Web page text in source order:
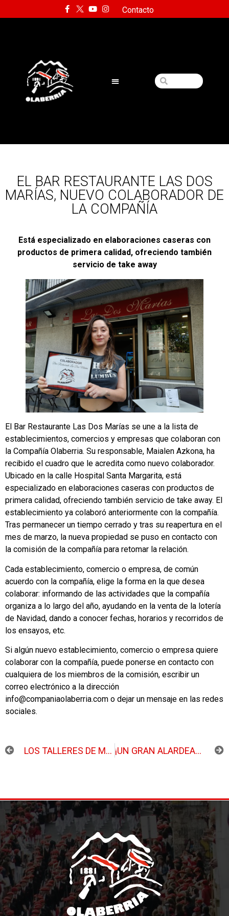
Contacto
EL BAR RESTAURANTE LAS DOS
MARÍAS, NUEVO COLABORADOR DE
LA COMPAÑÍA
Está especializado en elaboraciones caseras con
productos de primera calidad, ofreciendo también
servicio de take away
El Bar Restaurante Las Dos Marías se une a la lista de
establecimientos, comercios y empresas que colaboran con
la Compañía Olaberria. Su responsable, Maialen Azkona, ha
recibido el cuadro que le acredita como nuevo colaborador.
Ubicado en la calle Hospital Santa Margarita, está
especializado en elaboraciones caseras con productos de
primera calidad, ofreciendo también servicio de take away. El
establecimiento ya colaboró anteriormente con la compañía.
Tras permanecer un tiempo cerrado y tras su reapertura en el
mes de marzo, la nueva propiedad se puso en contacto con
la comisión de la compañía para retomar la relación.
Cada establecimiento, comercio o empresa, de común
acuerdo con la compañía, elige la forma en la que desea
colaborar: informando de las actividades que la compañía
organiza a lo largo del año, ayudando en la venta de la lotería
de Navidad, dando a conocer fechas, horarios y recorridos de
los ensayos, etc.
Si algún nuevo establecimiento, comercio o empresa quiere
colaborar con la compañía, puede ponerse en contacto con
cualquiera de los miembros de la comisión, escribir un
correo electrónico a la dirección
info@companiaolaberria.com o dejar un mensaje en las redes
sociales.
LOS TALLERES DE MÚSICA COMENZARÁN ESTE SÁBADO ¡UN GRAN ALARDEALDIA EN EL ÁREA DE LARREAUNDI!